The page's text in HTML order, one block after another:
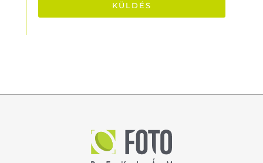
KÜLDÉS